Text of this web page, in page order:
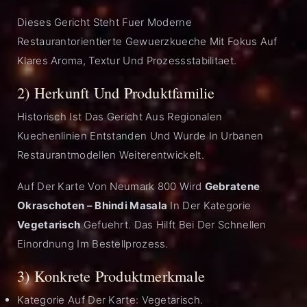
Dieses Gericht Steht Fuer Moderne
Restaurantorientierte Gewuerzkueche Mit Fokus Auf
Klares Aroma, Textur Und Prozessstabilitaet.
2) Herkunft Und Produktfamilie
Historisch Ist Das Gericht Aus Regionalen
Kuechenlinien Entstanden Und Wurde In Urbanen
Restaurantmodellen Weiterentwickelt.
Auf Der Karte Von Neumark 800 Wird Gebratene
Okraschoten – Bhindi MasalaIn Der Kategorie
VegetarischGefuehrt. Das Hilft Bei Der Schnellen
Einordnung Im Bestellprozess.
3) Konkrete Produktmerkmale
Kategorie Auf Der Karte: Vegetarisch.